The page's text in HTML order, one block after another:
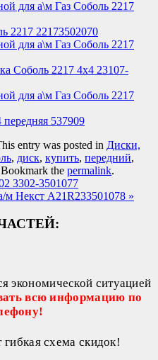
2217 22173502070
Соболь 2217 4х4 23107-
537909
entry was posted in Диски,
, диск, купить, передний,
the permalink.
3302-3501077
м Некст A21R233501078 »
экономической ситуацией
всю информацию по
схема скидок!